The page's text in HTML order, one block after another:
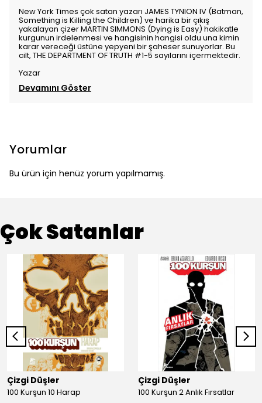
New York Times çok satan yazarı JAMES TYNION IV (Batman,
Something is Killing the Children) ve harika bir çıkış
yakalayan çizer MARTIN SIMMONS (Dying is Easy) hakikatle
kurgunun irdelenmesi ve hangisinin hangisi oldu una kimin
karar vereceği üstüne yepyeni bir şaheser sunuyorlar. Bu
cilt, THE DEPARTMENT OF TRUTH #1-5 sayılarını içermektedir.
Yazar
Devamını Göster
Yorumlar
Bu ürün için henüz yorum yapılmamış.
Çok Satanlar
Çizgi Düşler
100 Kurşun 10 Harap
Çizgi Düşler
100 Kurşun 2 Anlık Fırsatlar